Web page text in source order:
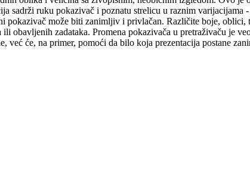
sadrži ruku pokazivač i poznatu strelicu u raznim
pokazivač može biti zanimljiv i privlačan. Različite boje,
obavljenih zadataka. Promena pokazivača u pretraživaču je
već će, na primer, pomoći da bilo koja prezentacija postane